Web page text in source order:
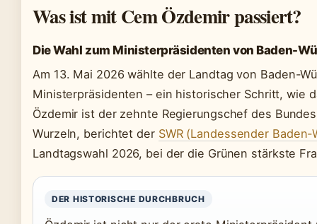
Was ist mit Cem Özdemir passiert?
Die Wahl zum Ministerpräsidenten von Baden-
Am 13. Mai 2026 wählte der Landtag von Baden-
Ministerpräsidenten – ein historischer Schritt, wie
Özdemir ist der zehnte Regierungschef des
Wurzeln, berichtet der SWR (Landessender
Landtagswahl 2026, bei der die Grünen stärkste
DER HISTORISCHE DURCHBRUCH